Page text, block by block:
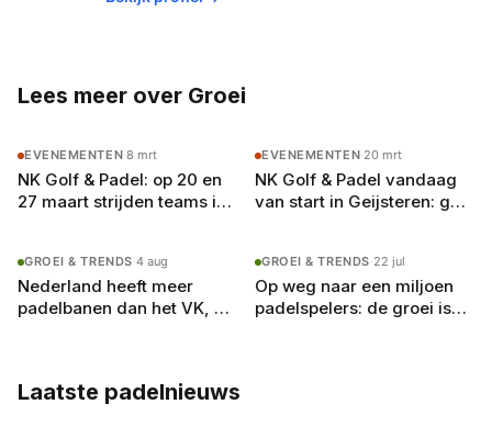
Lees meer over Groei
EVENEMENTEN·8 mrt
NK Golf & Padel: op 20 en
27 maart strijden teams in
EVENEMENTEN·20 mrt
NK Golf & Padel vandaag
van start in Geijsteren: golf
GROEI & TRENDS·4 aug
Nederland heeft meer
padelbanen dan het VK, en
GROEI & TRENDS·22 jul
Op weg naar een miljoen
padelspelers: de groei is
Laatste padelnieuws